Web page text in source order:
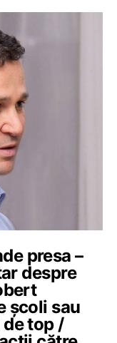
presa –
despre
școli sau
top /